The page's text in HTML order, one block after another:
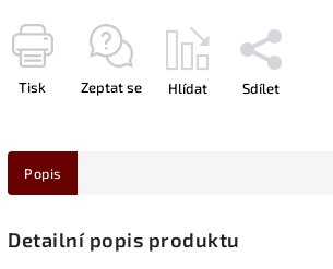
Tisk Zeptat se Hlídat Sdílet
Popis
Detailní popis produktu